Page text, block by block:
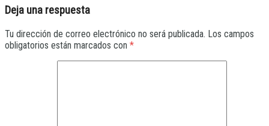
Deja una respuesta
Tu dirección de correo electrónico no será publicada. Los campos
obligatorios están marcados con *